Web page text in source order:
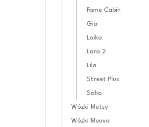
Fame Cabin
Gia
Laika
Lara 2
Lila
Street Plus
Soho
Wózki Mutsy
Wózki Muuvo